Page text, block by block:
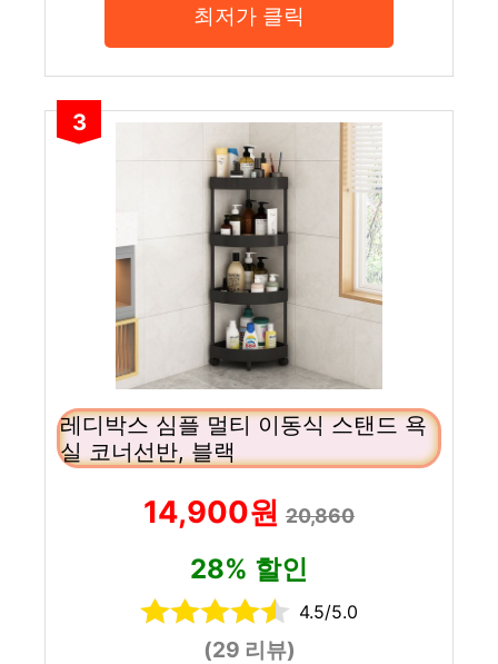
최저가 클릭
3
레디박스 심플 멀티 이동식 스탠드 욕
실 코너선반, 블랙
14,900원 20,860
28% 할인
4.5/5.0
(29 리뷰)